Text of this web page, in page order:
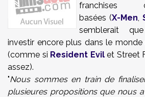
franchises
basées (X-Men,
semblerait
investir encore plus dans le
(comme si Resident Evilet Street
assez).
"Nous sommes en train de
plusieures propositions que nous